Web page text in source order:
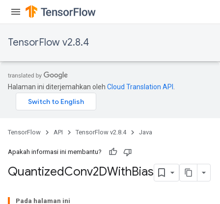
TensorFlow v2.8.4
Halaman ini diterjemahkan oleh Cloud Translation API
TensorFlow API TensorFlow v2.8.4 Java
Apakah informasi ini membantu?
QuantizedConv2DWithBias
Pada halaman ini